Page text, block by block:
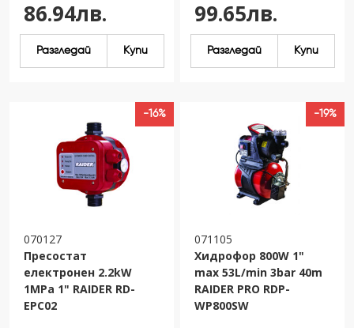
86.94лв.
Разгледай Купи
99.65лв.
Разгледай Купи
-16%
070127
Пресостат
електронен 2.2kW
1MPa 1" RAIDER RD-
EPC02
-19%
071105
Хидрофор 800W 1"
max 53L/min 3bar 40m
RAIDER PRO RDP-
WP800SW